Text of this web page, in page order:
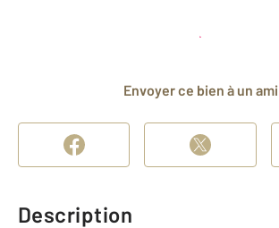
Envoyer ce bien à un ami
Description